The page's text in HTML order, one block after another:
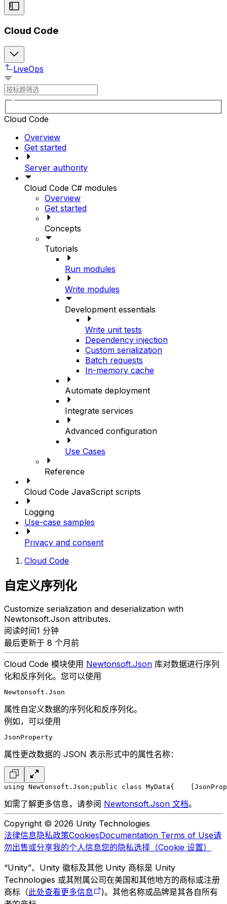
Cloud Code
LiveOps
Cloud Code
Overview
Get started
Server authority
Cloud Code C# modules
Overview
Get started
Concepts
Tutorials
Run modules
Write modules
Development essentials
Write unit tests
Dependency injection
Custom serialization
Batch requests
In-memory cache
Automate deployment
Integrate services
Advanced configuration
Use Cases
Reference
Cloud Code JavaScript scripts
Logging
Use-case samples
Privacy and consent
Cloud Code
自定义序列化
Customize serialization and deserialization with
Newtonsoft.Json attributes.
阅读时间1 分钟
最后更新于 8 个月前
Cloud Code 模块使用 Newtonsoft.Json 库对数据进行序列
化和反序列化。您可以使用
Newtonsoft.Json
属性自定义数据的序列化和反序列化。
例如，可以使用
JsonProperty
属性更改数据的 JSON 表示形式中的属性名称：
using Newtonsoft.Json; public class MyData{
如需了解更多信息，请参阅 Newtonsoft.Json 文档。
Copyright © 2026 Unity Technologies
法律信息隐私政策CookiesDocumentation Terms of Use请
勿出售或分享我的个人信息您的隐私选择（Cookie 设置）
“Unity”、Unity 徽标及其他 Unity 商标是 Unity
Technologies 或其附属公司在美国和其他地方的商标或注册
商标（此处查看更多信息
)。其他名称或品牌是其各自所有